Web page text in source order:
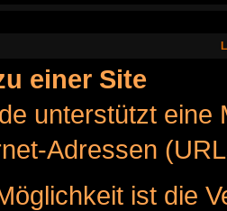
einer Site
unterstützt
Adressen
ist die